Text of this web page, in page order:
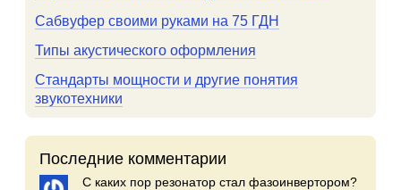
Сабвуфер своими руками на 75 ГДН
Типы акустического оформления
Стандарты мощности и другие понятия
звукотехники
Последние комментарии
С каких пор резонатор стал фазоинвертором?